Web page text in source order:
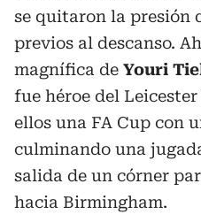
se quitaron la presión
previos al descanso.
magnífica de Youri
fue héroe del
ellos una FA Cup con
culminando una
salida de un córner
hacia Birmingham.